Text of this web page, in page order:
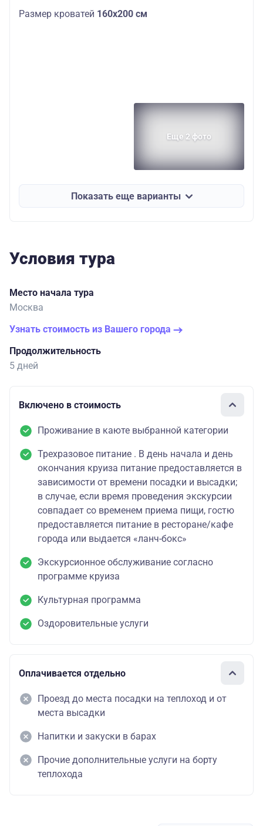
Размер кроватей 160х200 см
Еще 2 фото
Показать еще варианты
Условия тура
Место начала тура
Москва
Узнать стоимость из Вашего города
Продолжительность
5 дней
Включено в стоимость
Проживание в каюте выбранной категории
Трехразовое питание . В день начала и день
окончания круиза питание предоставляется в
зависимости от времени посадки и высадки;
в случае, если время проведения экскурсии
совпадает со временем приема пищи, гостю
предоставляется питание в ресторане/кафе
города или выдается «ланч-бокс»
Экскурсионное обслуживание согласно
программе круиза
Культурная программа
Оздоровительные услуги
Оплачивается отдельно
Проезд до места посадки на теплоход и от
места высадки
Напитки и закуски в барах
Прочие дополнительные услуги на борту
теплохода